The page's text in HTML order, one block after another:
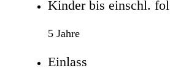
Kinder bis einschl.
5 Jahre
Einlass